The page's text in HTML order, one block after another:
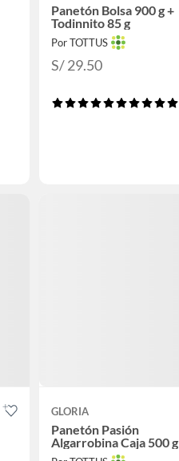
Panetón Bolsa 900 g +
Todinnito 85 g
Por TOTTUS
S/ 29.50
GLORIA
Panetón Pasión
Algarrobina Caja 500 g